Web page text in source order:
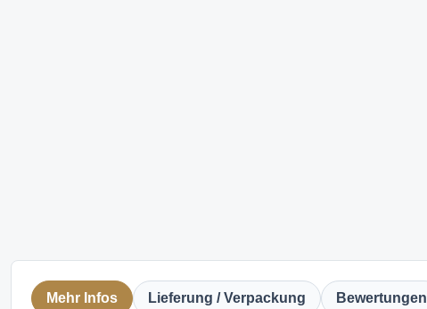
Mehr Infos Lieferung / Verpackung Bewertungen